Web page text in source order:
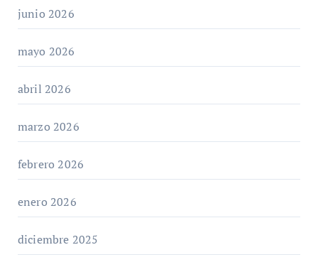
junio 2026
mayo 2026
abril 2026
marzo 2026
febrero 2026
enero 2026
diciembre 2025